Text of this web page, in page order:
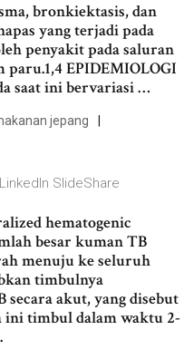
bronkiektasis, dan
yang terjadi pada
penyakit pada saluran
EPIDEMIOLOGI
saat ini bervariasi …
jepang
SlideShare
hematogenic
besar kuman TB
menuju ke seluruh
timbulnya
akut, yang disebut
ini timbul dalam waktu 2-